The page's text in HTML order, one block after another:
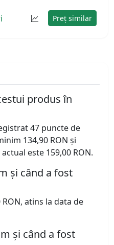
Preț similar
produs în
47 puncte de
134,90 RON și
este 159,00 RON.
și când a fost
atins la data de
și când a fost